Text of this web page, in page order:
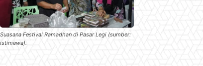
Suasana Festival Ramadhan di Pasar Legi (sumber:
istimewa).